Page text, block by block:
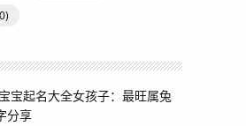
宝起名大全女孩子：最旺属兔
分享